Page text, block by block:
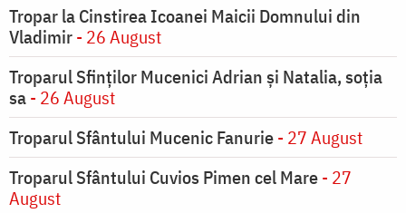
Tropar la Cinstirea Icoanei Maicii Domnului din
Vladimir- 26 August
Troparul Sfinţilor Mucenici Adrian şi Natalia, soţia
sa- 26 August
Troparul Sfântului Mucenic Fanurie- 27 August
Troparul Sfântului Cuvios Pimen cel Mare- 27
August